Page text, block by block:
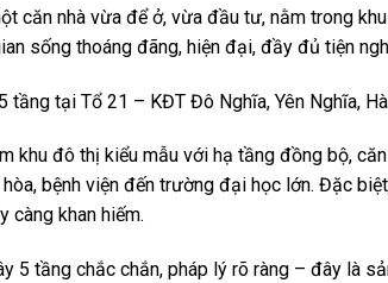
căn nhà vừa để ở, vừa đầu tư, nằm trong
sống thoáng đãng, hiện đại, đầy đủ tiện
tầng tại Tổ 21 – KĐT Đô Nghĩa, Yên Nghĩa,
khu đô thị kiểu mẫu với hạ tầng đồng bộ,
bệnh viện đến trường đại học lớn. Đặc
càng khan hiếm.
5 tầng chắc chắn, pháp lý rõ ràng – đây là